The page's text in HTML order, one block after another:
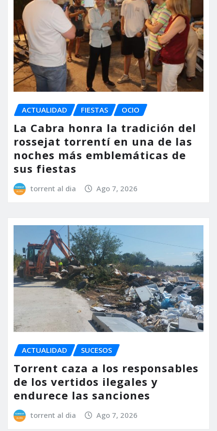
ACTUALIDAD FIESTAS OCIO
La Cabra honra la tradición del
rossejat torrentí en una de las
noches más emblemáticas de
sus fiestas
torrent al dia Ago 7, 2026
ACTUALIDAD SUCESOS
Torrent caza a los responsables
de los vertidos ilegales y
endurece las sanciones
torrent al dia Ago 7, 2026